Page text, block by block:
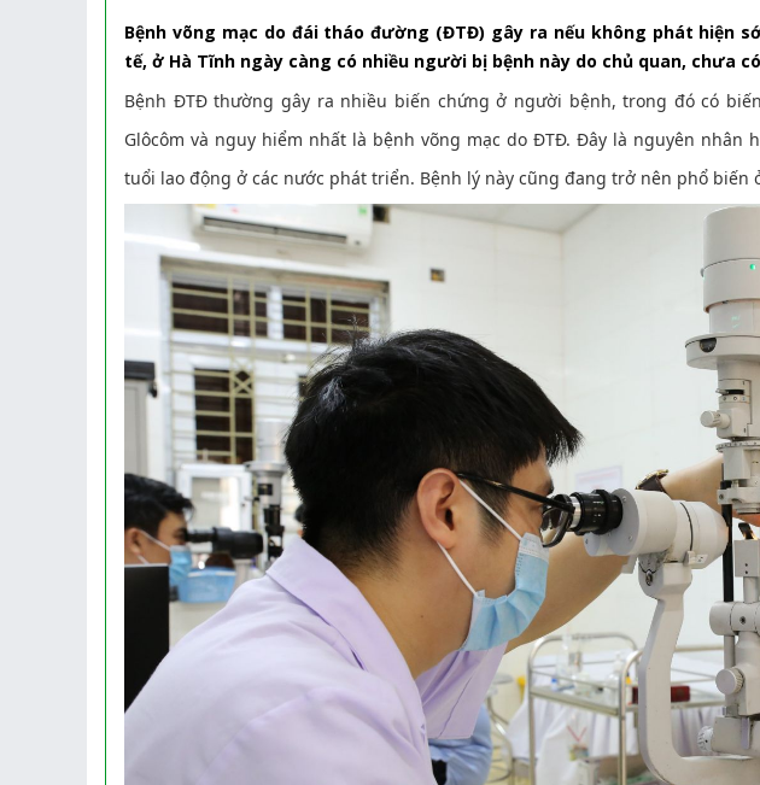
Bệnh võng mạc do đái tháo đường (ĐTĐ) gây ra nếu không phát hiện
tế, ở Hà Tĩnh ngày càng có nhiều người bị bệnh này do chủ quan, chưa
Bệnh ĐTĐ thường gây ra nhiều biến chứng ở người bệnh, trong đó có
Glôcôm và nguy hiểm nhất là bệnh võng mạc do ĐTĐ. Đây là nguyên
tuổi lao động ở các nước phát triển. Bệnh lý này cũng đang trở nên phổ